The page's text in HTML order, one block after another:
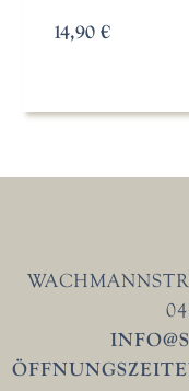
14,90 €